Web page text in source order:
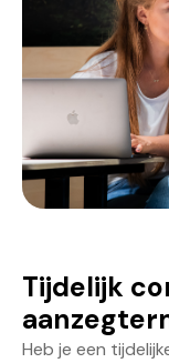
Tijdelijk
Heb je een